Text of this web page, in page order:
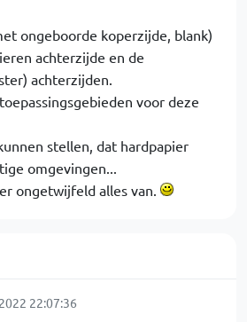
ongeboorde koperzijde, blank)
achterzijde en de
achterzijden.
voor deze
stellen, dat hardpapier
omgevingen...
ongetwijfeld alles van.
22:07:36